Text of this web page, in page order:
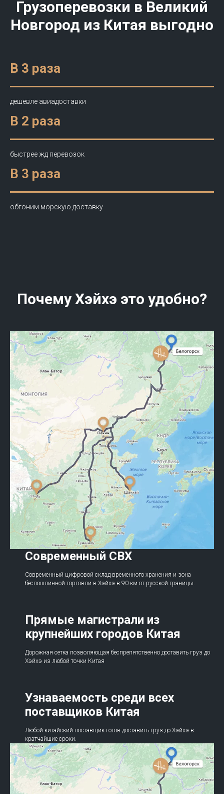
Грузоперевозки в Великий
Новгород из Китая выгодно
В 3 раза
дешевле авиадоставки
В 2 раза
быстрее жд перевозок
В 3 раза
обгоним морскую доставку
Почему Хэйхэ это удобно?
Современный СВХ
Современный цифровой склад временного хранения и зона
беспошлинной торговли в Хэйхэ в 90 км от русской границы.
Прямые магистрали из
крупнейших городов Китая
Дорожная сетка позволяющая беспрепятственно доставить груз до
Хэйхэ из любой точки Китая
Узнаваемость среди всех
поставщиков Китая
Любой китайский поставщик готов доставить груз до Хэйхэ в
кратчайшие сроки.